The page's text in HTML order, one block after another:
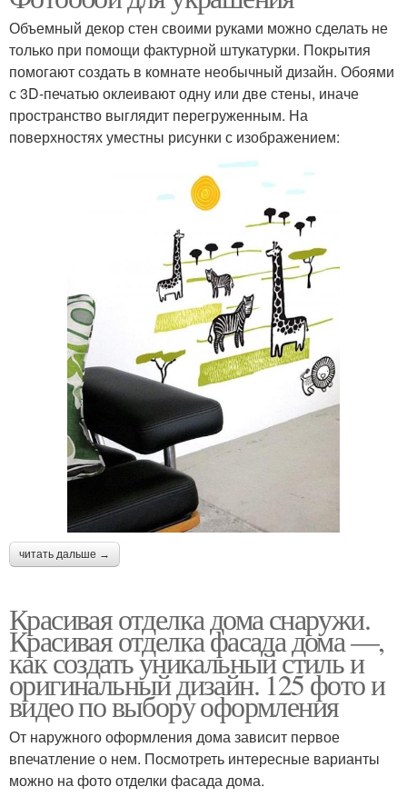
Объемный декор стен своими руками можно сделать не
только при помощи фактурной штукатурки. Покрытия
помогают создать в комнате необычный дизайн. Обоями
с 3D-печатью оклеивают одну или две стены, иначе
пространство выглядит перегруженным. На
поверхностях уместны рисунки с изображением:
читать дальше →
Красивая отделка дома снаружи.
Красивая отделка фасада дома —,
как создать уникальный стиль и
оригинальный дизайн. 125 фото и
видео по выбору оформления
От наружного оформления дома зависит первое
впечатление о нем. Посмотреть интересные варианты
можно на фото отделки фасада дома.